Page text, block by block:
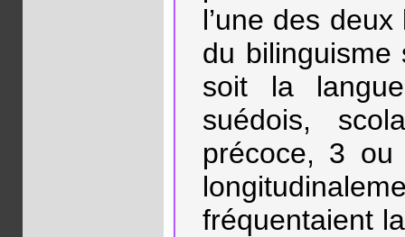
l’une des
du bilinguisme
soit la
suédois,
précoce, 3
fréquentaient